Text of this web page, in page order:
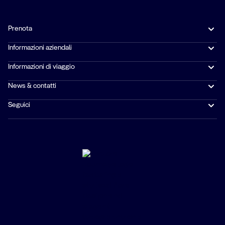
Prenota
Informazioni aziendali
Informazioni di viaggio
News & contatti
Seguici